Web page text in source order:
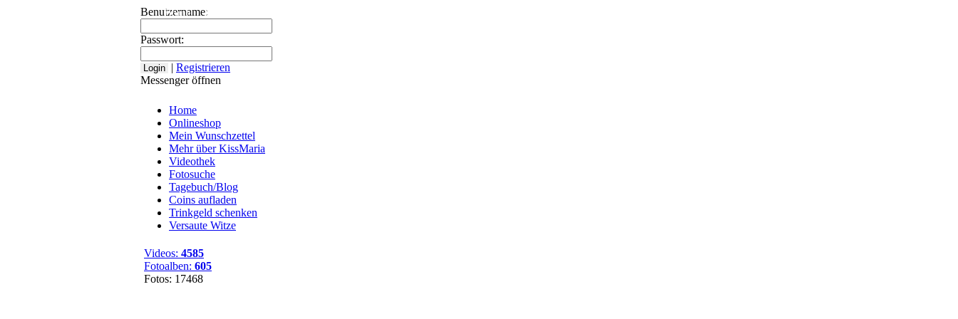
Home Onlineshop
Benutzername:
Passwort:
| Registrieren
Messenger öffnen
Home
Onlineshop
Mein Wunschzettel
Mehr über KissMaria
Videothek
Fotosuche
Tagebuch/Blog
Coins aufladen
Trinkgeld schenken
Versaute Witze
Videos: 4585
Fotoalben: 605
Fotos: 17468